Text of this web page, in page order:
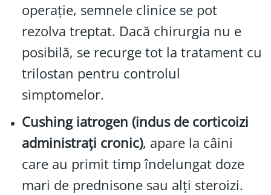
operație, semnele clinice se pot
rezolva treptat. Dacă chirurgia nu e
posibilă, se recurge tot la tratament cu
trilostan pentru controlul
simptomelor.
Cushing iatrogen (indus de corticoizi
administrați cronic), apare la câini
care au primit timp îndelungat doze
mari de prednisone sau alți steroizi.